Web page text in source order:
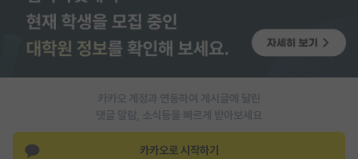
임용 후기 게시판
PI 전용 게시판
특수/전문대학원 게시판
카카오 계정과 연동하여 게시글에 달린
댓글 알람, 소식등을 빠르게 받아보세요
카카오로 시작하기